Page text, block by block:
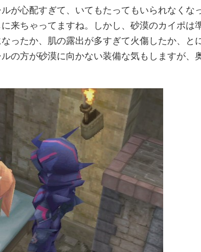
が心配すぎて、いてもたってもいられなくな
来ちゃってますね。しかし、砂漠のカイポは
ったか、肌の露出が多すぎて火傷したか、と
の方が砂漠に向かない装備な気もしますが、